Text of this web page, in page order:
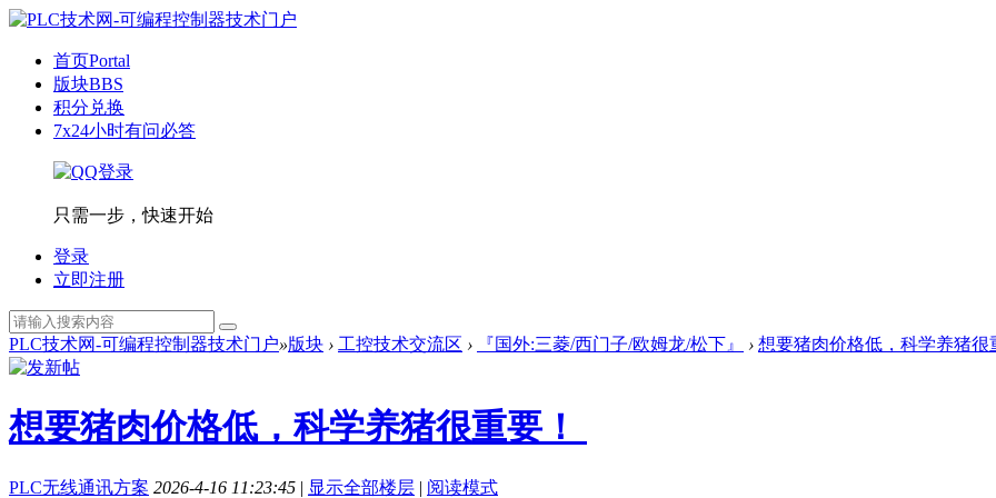
首页Portal
版块BBS
积分兑换
7x24小时有问必答
只需一步，快速开始
登录
立即注册
PLC技术网-可编程控制器技术门户»版块 › 工控技术交流区 › 『国外:三菱/西门子/欧姆龙/松下』 › 想要猪肉价格低，科学养猪很
想要猪肉价格低，科学养猪很重要！
PLC无线通讯方案 2026-4-16 11:23:45 | 显示全部楼层 | 阅读模式